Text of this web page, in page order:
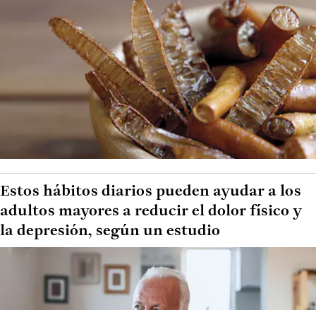
Estos hábitos diarios pueden ayudar a los
adultos mayores a reducir el dolor físico y
la depresión, según un estudio